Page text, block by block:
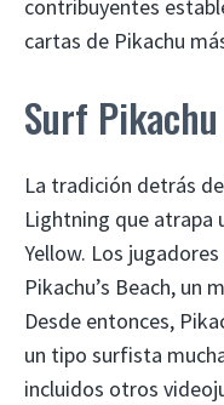
contribuyentes
cartas de Pikachu
Surf Pikachu
La tradición detrás
Lightning que atrapa
Yellow. Los
Pikachu’s Beach, un
Desde entonces,
un tipo surfista
incluidos otros